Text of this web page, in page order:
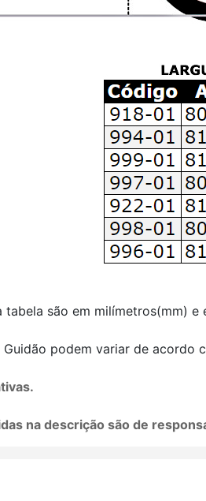
tabela são em milímetros(mm)
podem variar de acordo
na descrição são de